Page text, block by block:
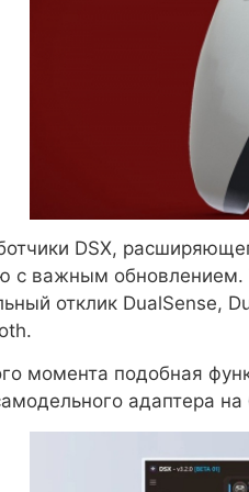
DSX,
с важным обновлением.
отклик DualSense,
момента подобная
адаптера на